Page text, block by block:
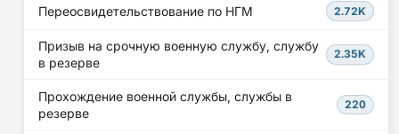
Переосвидетельствование по НГМ 2.72K
Призыв на срочную военную службу, службу
в резерве
2.35K
Прохождение военной службы, службы в
резерве
220